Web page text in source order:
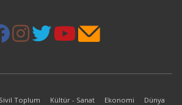
Sivil Toplum Kültür - Sanat Ekonomi Dünya